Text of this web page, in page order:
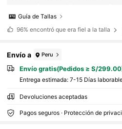
Guía de Tallas
96% encontró que era fiel a la talla
Envío a Peru
Envío gratis(Pedidos ≥ S/
Entrega estimada: 7-15 Días
Devoluciones aceptadas
Pagos seguros · Protección de